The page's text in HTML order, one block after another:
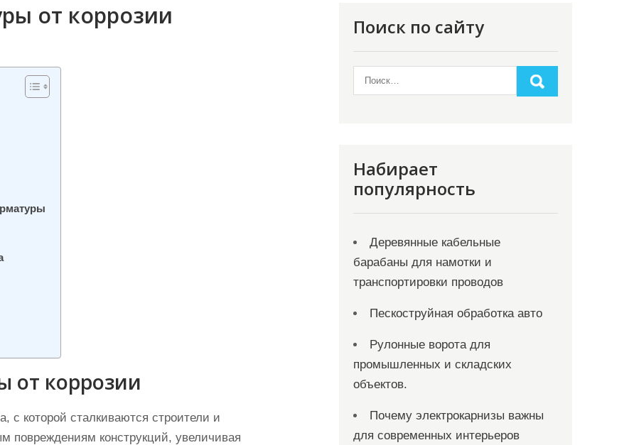
от коррозии
от коррозии
с которой сталкиваются строители и
повреждениям конструкций, увеличивая
Поиск по сайту
Набирает
популярность
Деревянные кабельные
барабаны для намотки и
транспортировки проводов
Пескоструйная обработка авто
Рулонные ворота для
промышленных и складских
объектов.
Почему электрокарнизы важны
для современных интерьеров